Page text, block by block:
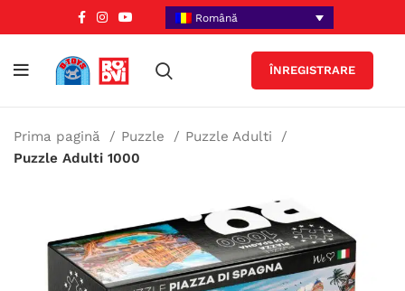
Română
ÎNREGISTRARE
Prima pagină Puzzle
Puzzle Adulti
Puzzle Adulti 1000